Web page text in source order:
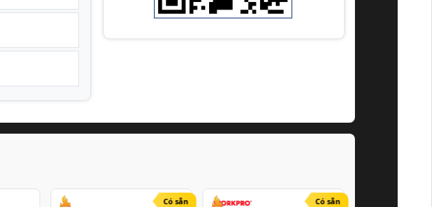
Có sẵn Có sẵn